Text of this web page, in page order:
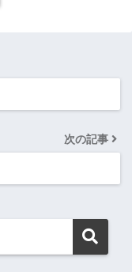
次の記事